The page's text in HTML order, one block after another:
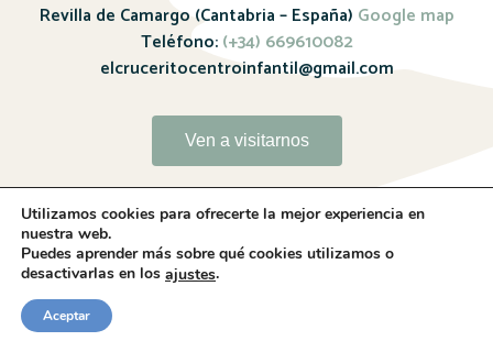
Revilla de Camargo (Cantabria – España) Google map
Teléfono:(+34) 669610082
elcruceritocentroinfantil@gmail.com
Ven a visitarnos
Utilizamos cookies para ofrecerte la mejor experiencia en
nuestra web.
Puedes aprender más sobre qué cookies utilizamos o
desactivarlas en los ajustes.
Aceptar